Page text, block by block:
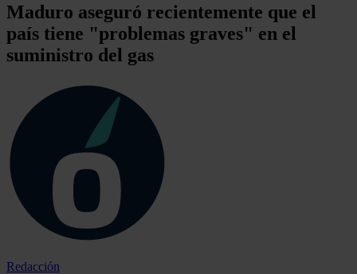
Maduro aseguró recientemente que el
país tiene "problemas graves" en el
suministro del gas
Redacción